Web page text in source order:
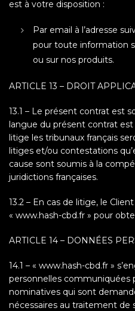
est à votre disposition :
Par email à l’adresse
pour toute information
ou sur nos produits.
ARTICLE 13 – DROIT
13.1 – Le présent contrat est
langue du présent contrat est
litige les tribunaux français
litiges et/ou contestations
cause sont soumis à la
juridictions françaises.
13.2 – En cas de litige, le
« www.hash-cbd.fr » pour
ARTICLE 14 – DONNÉES
14.1 – « www.hash-cbd.fr »
personnelles communiquées
nominatives qui sont
nécessaires au traitement